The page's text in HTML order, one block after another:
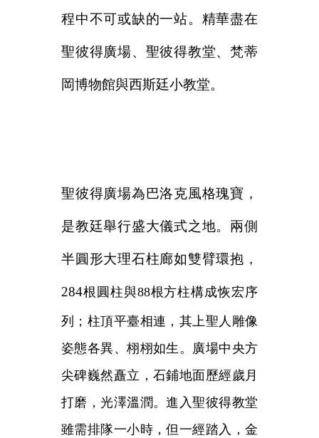
程中不可或缺的一站。精華盡在
聖彼得廣場、聖彼得教堂、梵蒂
岡博物館與西斯廷小教堂。
聖彼得廣場為巴洛克風格瑰寶，
是教廷舉行盛大儀式之地。兩側
半圓形大理石柱廊如雙臂環抱，
284根圓柱與88根方柱構成恢宏序
列；柱頂平臺相連，其上聖人雕像
姿態各異、栩栩如生。廣場中央方
尖碑巍然矗立，石鋪地面歷經歲月
打磨，光澤溫潤。進入聖彼得教堂
雖需排隊一小時，但一經踏入，金